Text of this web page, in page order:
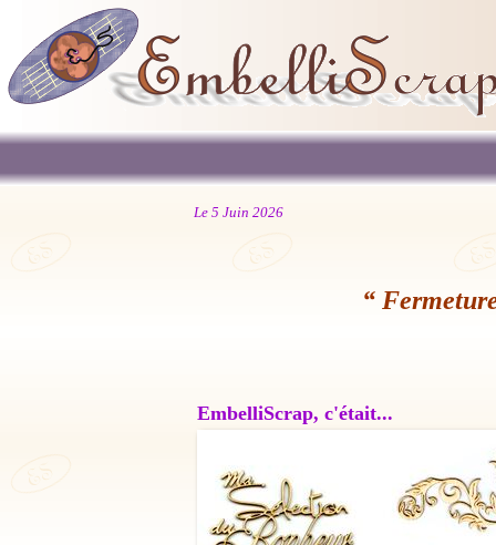
Le 5 Juin 2026
“
EmbelliScrap, c'était...